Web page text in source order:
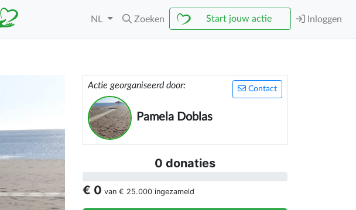
NL Zoeken Start jouw actie Inloggen
Contact
Actie georganiseerd door:
Pamela Doblas
0 donaties
€ 0 van € 25.000 ingezameld